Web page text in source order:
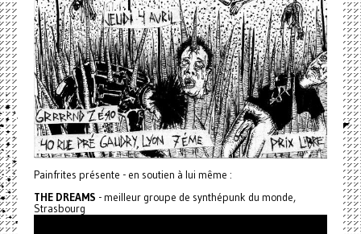
Painfrites présente - en soutien à lui même :
THE DREAMS - meilleur groupe de synthépunk du monde,
Strasbourg